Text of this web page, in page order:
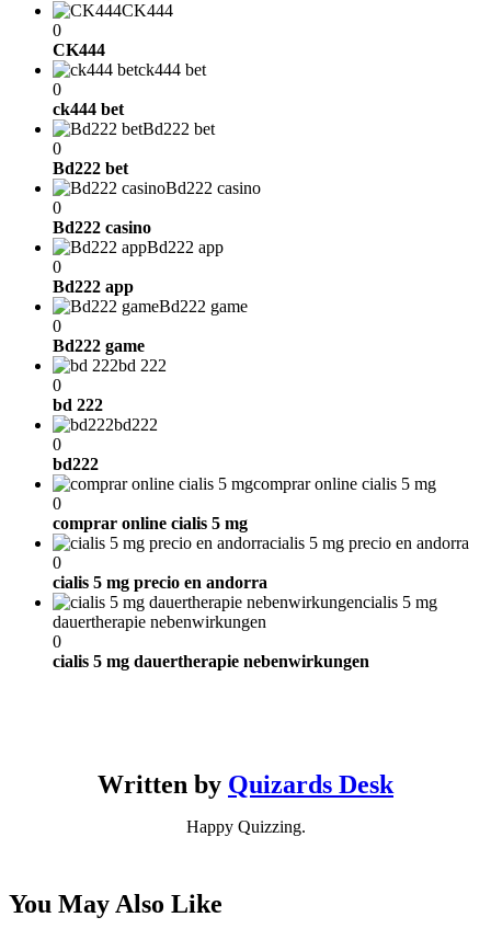
CK444
0
CK444
ck444 bet
0
ck444 bet
Bd222 bet
0
Bd222 bet
Bd222 casino
0
Bd222 casino
Bd222 app
0
Bd222 app
Bd222 game
0
Bd222 game
bd 222
0
bd 222
bd222
0
bd222
comprar online cialis 5 mg
0
comprar online cialis 5 mg
cialis 5 mg precio en andorra
0
cialis 5 mg precio en andorra
cialis 5 mg
dauertherapie nebenwirkungen
0
cialis 5 mg dauertherapie nebenwirkungen
Written by Quizards Desk
Happy Quizzing.
You May Also Like